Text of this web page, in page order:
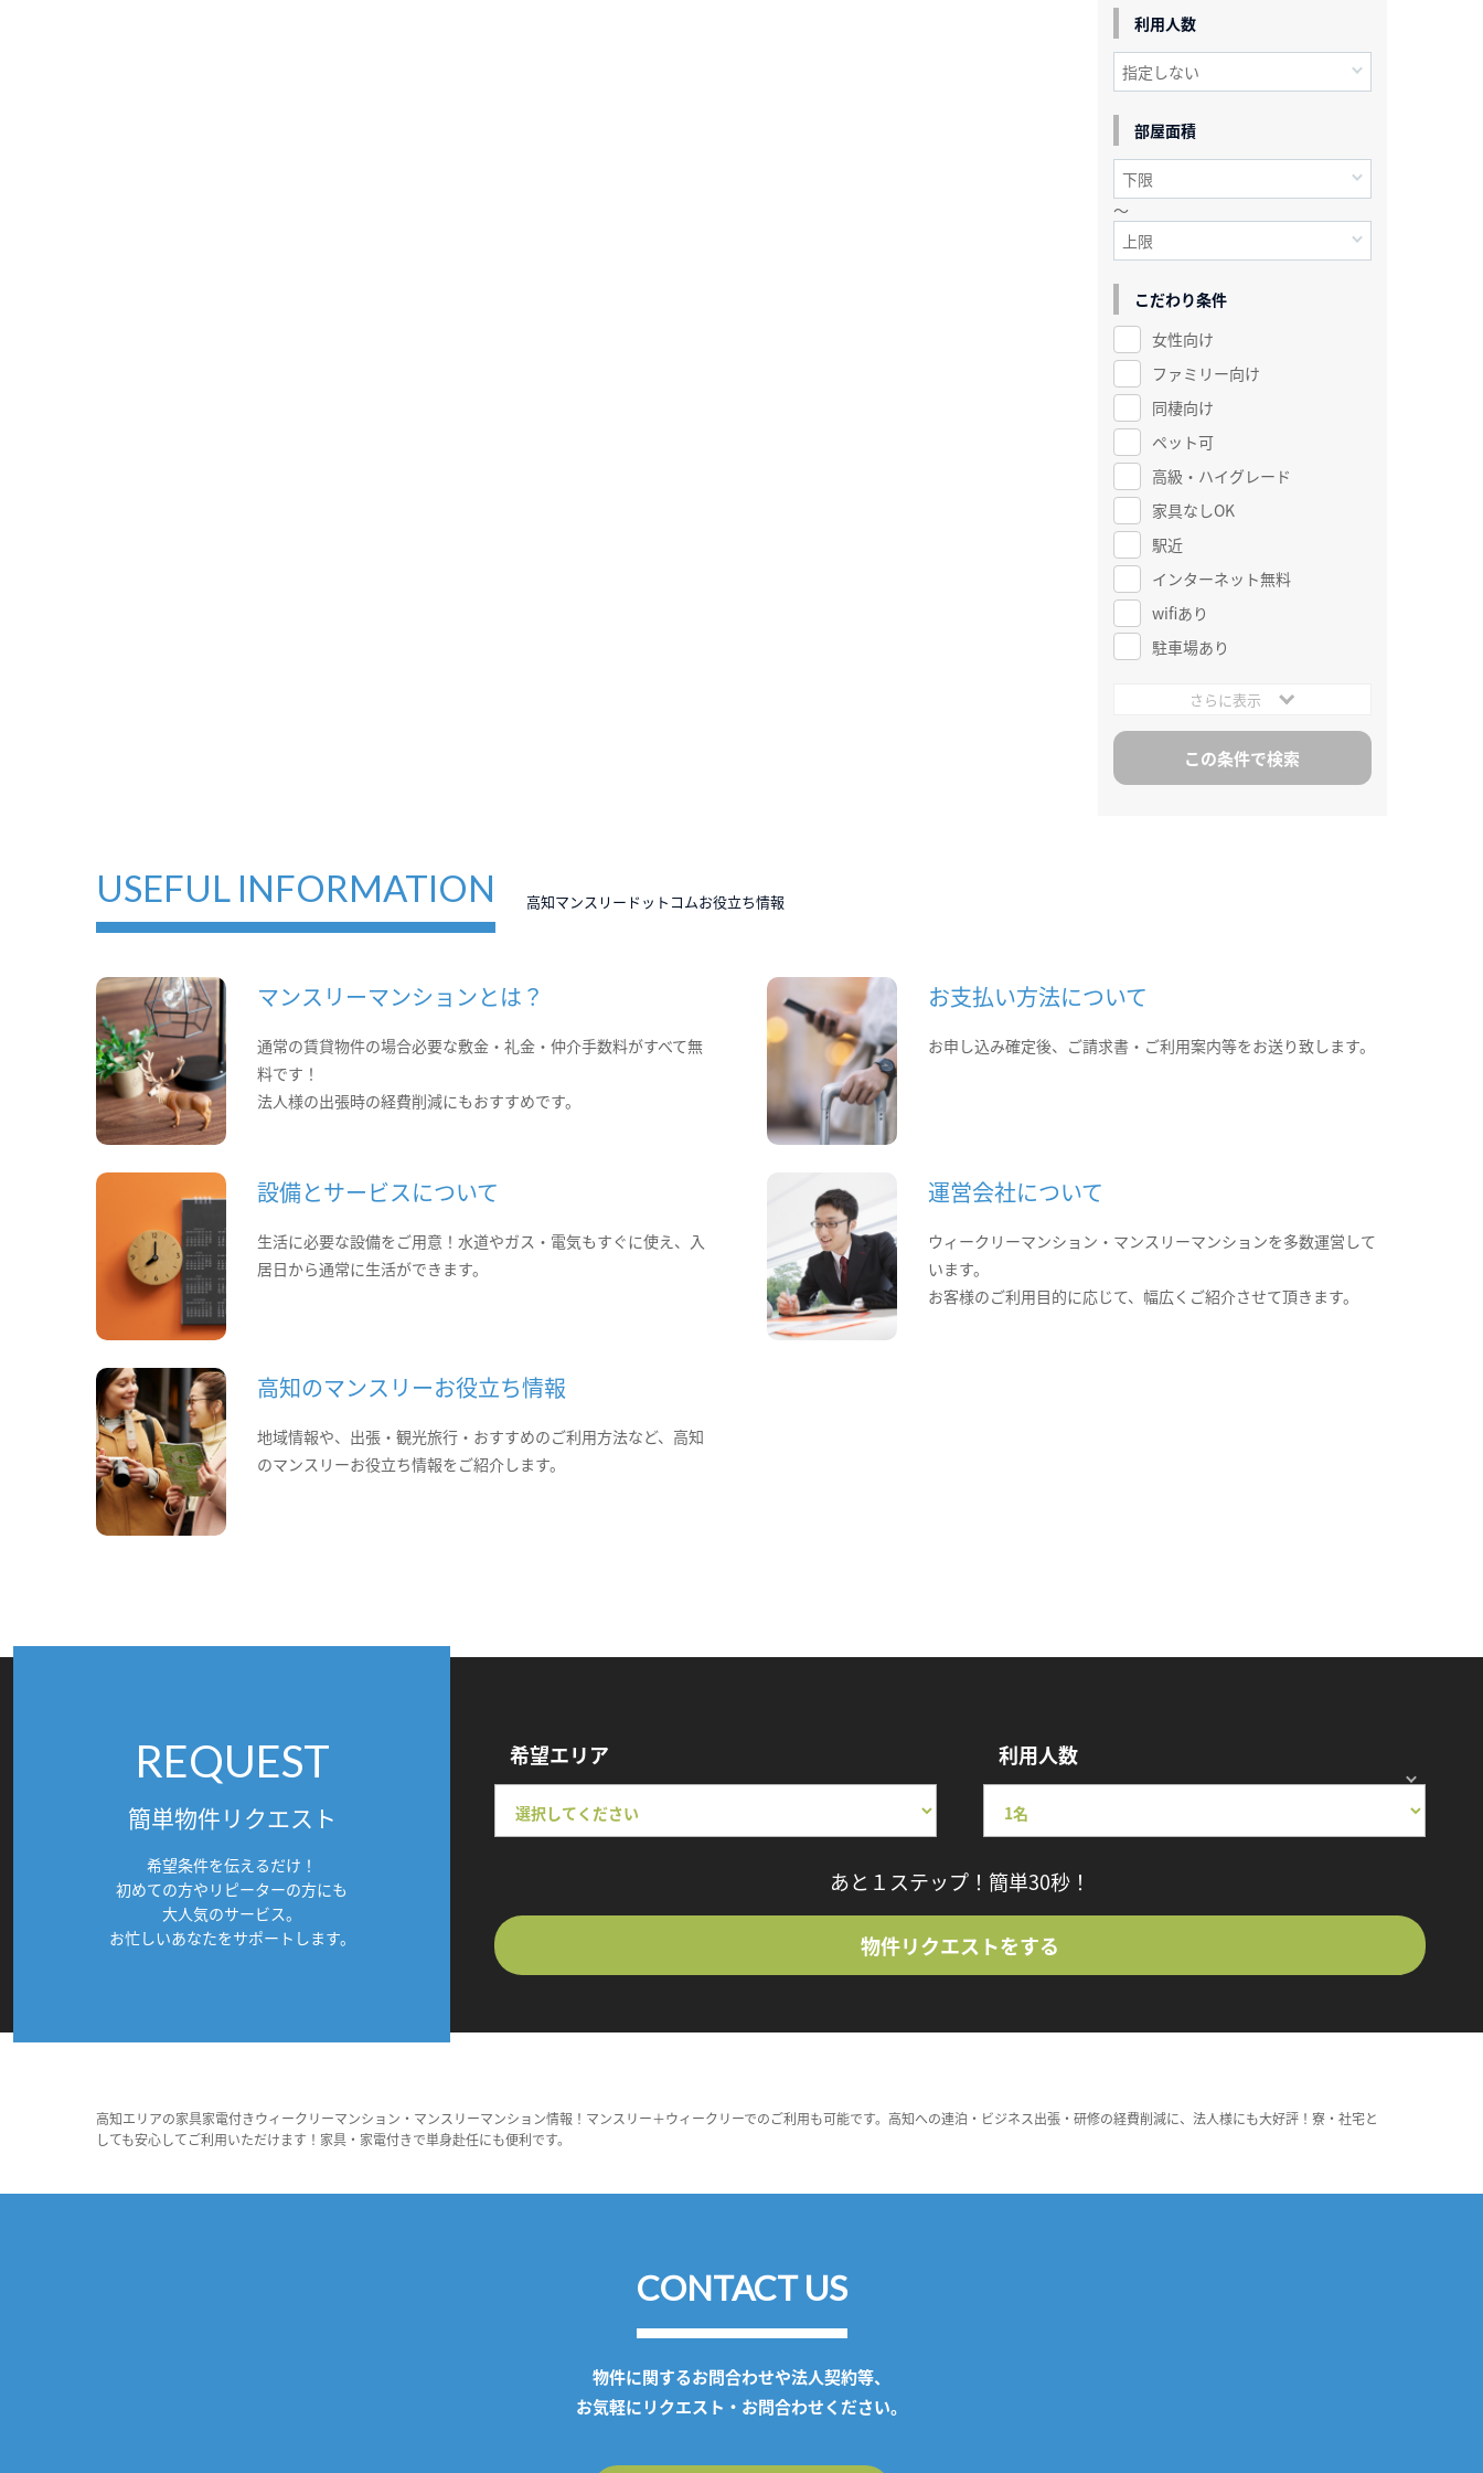
利用人数
部屋面積
～
こだわり条件
女性向け
ファミリー向け
同棲向け
ペット可
高級・ハイグレード
家具なしOK
駅近
インターネット無料
wifiあり
駐車場あり
さらに表示
USEFUL INFORMATION 高知マンスリードットコムお役立ち情報
マンスリーマンションとは？
通常の賃貸物件の場合必要な敷金・礼金・仲介手数料がすべて無
料です！
法人様の出張時の経費削減にもおすすめです。
お支払い方法について
お申し込み確定後、ご請求書・ご利用案内等をお送り致します。
設備とサービスについて
生活に必要な設備をご用意！水道やガス・電気もすぐに使え、入
居日から通常に生活ができます。
運営会社について
ウィークリーマンション・マンスリーマンションを多数運営して
います。
お客様のご利用目的に応じて、幅広くご紹介させて頂きます。
高知のマンスリーお役立ち情報
地域情報や、出張・観光旅行・おすすめのご利用方法など、高知
のマンスリーお役立ち情報をご紹介します。
REQUEST
簡単物件リクエスト
希望条件を伝えるだけ！
初めての方やリピーターの方にも
大人気のサービス。
お忙しいあなたをサポートします。
希望エリア 利用人数
あと１ステップ！簡単30秒！
物件リクエストをする
高知エリアの家具家電付きウィークリーマンション・マンスリーマンション情報！マンスリー＋ウィークリーでのご利用も可能です。高知への連泊・ビジネス出張・研修の経費削減に、法人様にも大好評！寮・社宅と
しても安心してご利用いただけます！家具・家電付きで単身赴任にも便利です。
CONTACT US
物件に関するお問合わせや法人契約等、
お気軽にリクエスト・お問合わせください。